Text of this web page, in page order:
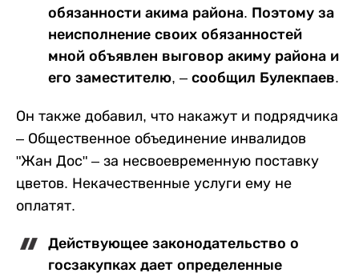
обязанности акима района. Поэтому за
неисполнение своих обязанностей
мной объявлен выговор акиму района и
его заместителю, – сообщил Булекпаев.
Он также добавил, что накажут и подрядчика
– Общественное объединение инвалидов
"Жан Дос" – за несвоевременную поставку
цветов. Некачественные услуги ему не
оплатят.
Действующее законодательство о
госзакупках дает определенные